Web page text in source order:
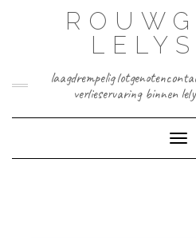
laagdrempelig
verlieservaring binnen